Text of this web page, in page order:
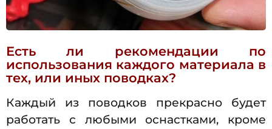
Есть ли рекомендации по
использования каждого материала в
тех, или иных поводках?
Каждый из поводков прекрасно будет
работать с любыми оснастками, кроме